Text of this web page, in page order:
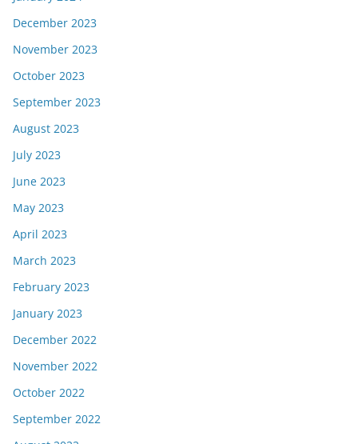
December 2023
November 2023
October 2023
September 2023
August 2023
July 2023
June 2023
May 2023
April 2023
March 2023
February 2023
January 2023
December 2022
November 2022
October 2022
September 2022